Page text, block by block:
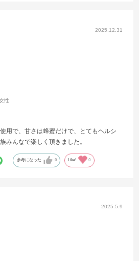
2025.12.31
性
用で、甘さは蜂蜜だけで、とてもヘルシ
みんなで楽しく頂きました。
参考になった 0 Like! 0
2025.5.9